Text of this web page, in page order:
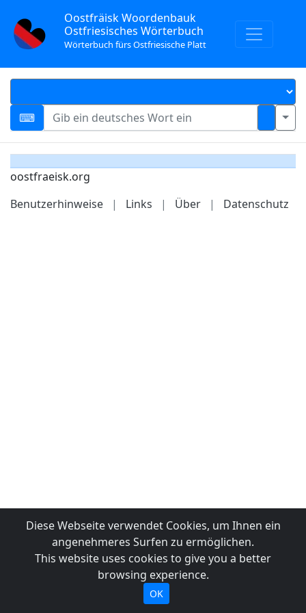
Oostfräisk Woordenbauk
Ostfriesisches Wörterbuch
Wörterbuch fürs Ostfriesische Platt
oostfraeisk.org
Benutzerhinweise
| Links | Über | Datenschutz
Diese Webseite verwendet Cookies, um Ihnen ein
angenehmeres Surfen zu ermöglichen.
This website uses cookies to give you a better
browsing experience.
OK